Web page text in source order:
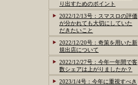
り出すためのポイント
2022/12/13号：スマスロの評価
が分かれても大切にしていた
だきたいこと
2022/12/20号：奇策を用いた新
規出店について
2022/12/27号：今年一年間で客
数シェアは上がりましたか？
2023/1/4号：今年に重視すべき